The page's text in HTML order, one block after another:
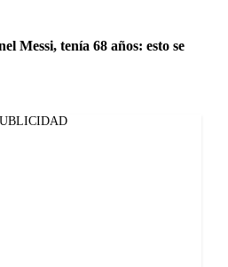
Messi, tenía 68 años: esto se